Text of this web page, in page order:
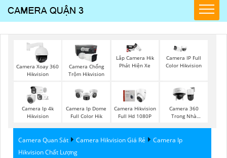
Camera Xoay 360
Hikvision
Camera Chống
Trộm Hikvision
Lắp Camera Hik
Phát Hiện Xe
Camera IP Full
Color Hikvision
Camera Ip 4k
Hikvision
Camera Ip Dome
Full Color Hik
Camera Hikvision
Full Hd 1080P
Camera 360
Trong Nhà
Camera Quan Sát Camera Hikvision Giá Rẻ
Camera Ip
Hikvision Chất Lượng